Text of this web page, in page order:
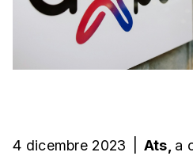
4 dicembre 2023 Ats, a